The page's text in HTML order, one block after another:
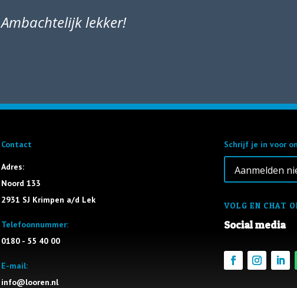
Ambachtelijk lekker!
Contact
Adres:
Noord 133
2931 SJ Krimpen a/d Lek
Telefoonnummer:
0180 - 55 40 00
E-mail:
info@looren.nl
Schrijf je in voor
Aanmelden
VOLG EN CHAT
Social media